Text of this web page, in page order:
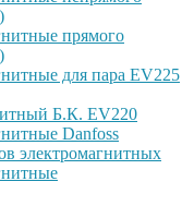
прямого
для пара EV225
Б.К. EV220
Danfoss
электромагнитных